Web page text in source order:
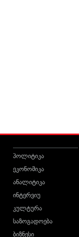
პოლიტიკა
ეკონომიკა
ანალიტიკა
ინტერვიუ
კულტურა
საზოგადოება
ბიზნესი